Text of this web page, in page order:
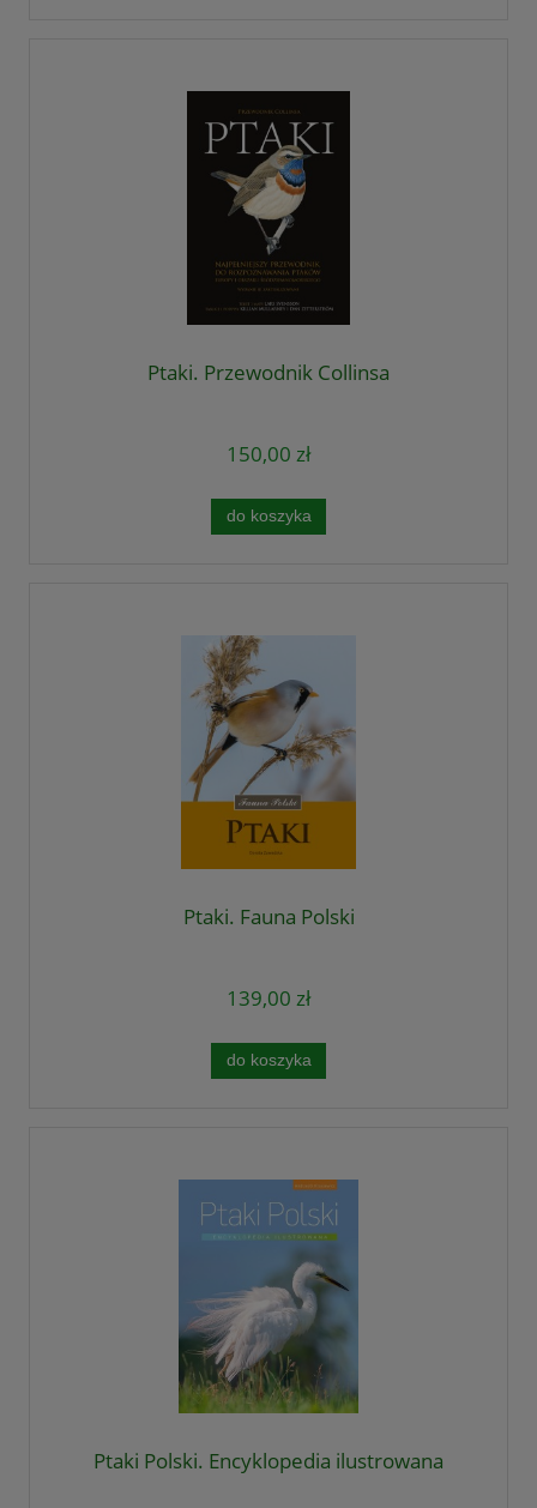
Ptaki. Przewodnik Collinsa
150,00 zł
do koszyka
Ptaki. Fauna Polski
139,00 zł
do koszyka
Ptaki Polski. Encyklopedia ilustrowana